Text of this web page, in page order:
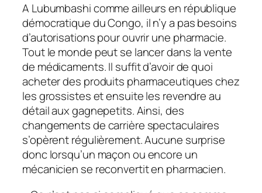
A Lubumbashi comme ailleurs en république
démocratique du Congo, il n’y a pas besoins
d’autorisations pour ouvrir une pharmacie.
Tout le monde peut se lancer dans la vente
de médicaments. Il suffit d’avoir de quoi
acheter des produits pharmaceutiques chez
les grossistes et ensuite les revendre au
détail aux gagnepetits. Ainsi, des
changements de carrière spectaculaires
s’opèrent régulièrement. Aucune surprise
donc lorsqu’un maçon ou encore un
mécanicien se reconvertit en pharmacien.